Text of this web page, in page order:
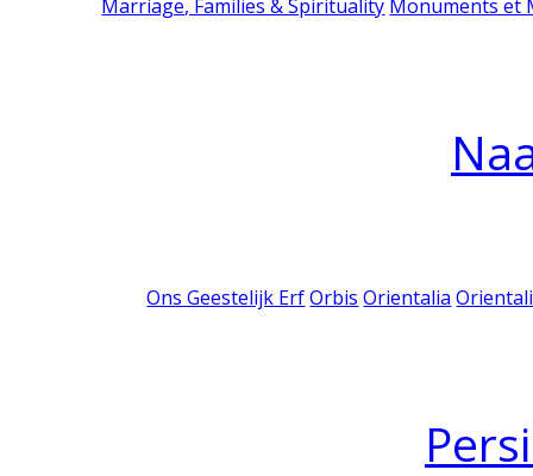
Marriage, Families & Spirituality Monuments et
Ons Geestelijk Erf Orbis Orientalia